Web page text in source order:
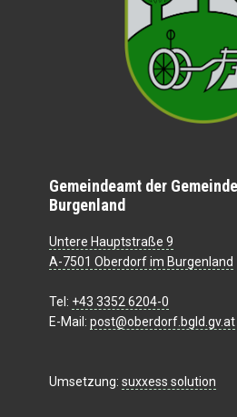
Gemeindeamt der
Burgenland
Untere Hauptstraße 9
A-7501 Oberdorf im Burgenland
Tel: +43 3352 6204-0
E-Mail: post@oberdorf.bgld.gv.at
Umsetzung: suxxess solution